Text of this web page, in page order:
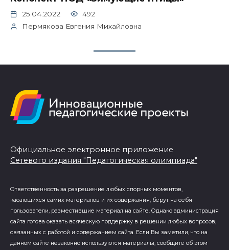
25.04.2022
492
Пермякова Евгения Михайловна
Официальное электронное приложение
Сетевого издания "Педагогическая олимпиада"
Ответственность за разрешение любых спорных моментов,
касающихся самих материалов и их содержания, берут на себя
пользователи, разместившие материал на сайте. Однако администрация
сайта готова оказать всяческую поддержку в решении любых вопросов,
связанных с работой и содержанием сайта. Если Вы заметили, что на
данном сайте незаконно используются материалы, сообщите об этом